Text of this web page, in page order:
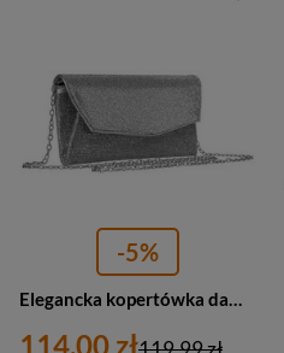
-5%
114,00 zł